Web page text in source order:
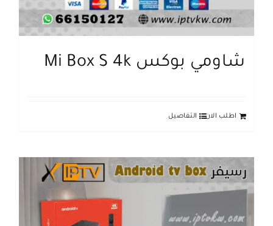
شاومي بوكس Mi Box S 4k
اطلب الان التفاصيل